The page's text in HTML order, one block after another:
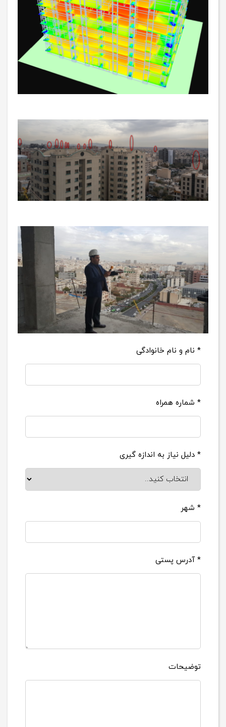
* نام و نام خانوادگی
* شماره همراه
* دلیل نیاز به اندازه گیری
* شهر
* آدرس پستی
توضیحات